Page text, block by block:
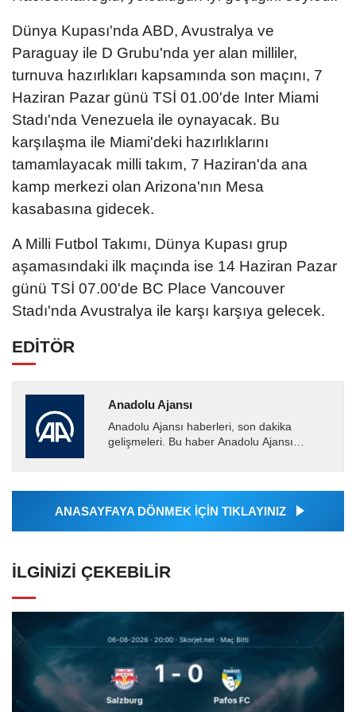
Dünya Kupası'nda ABD, Avustralya ve
Paraguay ile D Grubu'nda yer alan milliler,
turnuva hazırlıkları kapsamında son maçını, 7
Haziran Pazar günü TSİ 01.00'de Inter Miami
Stadı'nda Venezuela ile oynayacak. Bu
karşılaşma ile Miami'deki hazırlıklarını
tamamlayacak milli takım, 7 Haziran'da ana
kamp merkezi olan Arizona'nın Mesa
kasabasına gidecek.
A Milli Futbol Takımı, Dünya Kupası grup
aşamasındaki ilk maçında ise 14 Haziran Pazar
günü TSİ 07.00'de BC Place Vancouver
Stadı'nda Avustralya ile karşı karşıya gelecek.
EDİTÖR
Anadolu Ajansı
Anadolu Ajansı haberleri, son dakika
gelişmeleri. Bu haber Anadolu Ajansı
tarafından geçilen tüm...
ANASAYFAYA DÖNMEK İÇİN TIKLAYINIZ
İLGINIZI ÇEKEBILIR